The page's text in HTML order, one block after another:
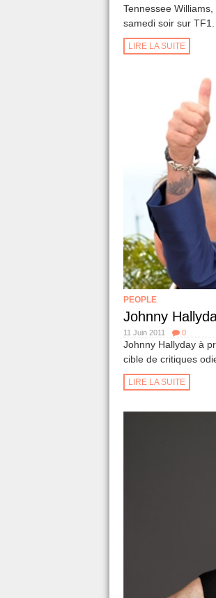
Tennessee
samedi soir sur TF1.
LIRE LA SUITE
PEOPLE
Johnny
11 Juin 2011 0
Johnny Hallyday à
cible de critiques
LIRE LA SUITE